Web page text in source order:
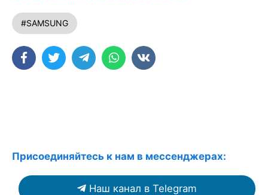
#SAMSUNG
Присоединяйтесь к нам в мессенджерах:
Наш канал в Telegram